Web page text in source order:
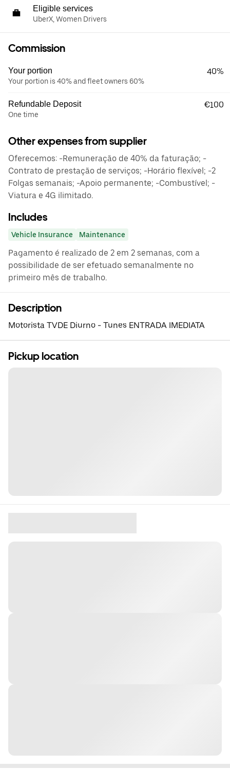
Eligible services
UberX, Women Drivers
Commission
Your portion
Your portion is 40% and fleet owners 60%
40%
Refundable Deposit
One time
€100
Other expenses from supplier
Oferecemos: -Remuneração de 40% da faturação; -
Contrato de prestação de serviços; -Horário flexível; -2
Folgas semanais; -Apoio permanente; -Combustível; -
Viatura e 4G ilimitado.
Includes
Vehicle Insurance Maintenance
Pagamento é realizado de 2 em 2 semanas, com a
possibilidade de ser efetuado semanalmente no
primeiro mês de trabalho.
Description
Motorista TVDE Diurno - Tunes ENTRADA IMEDIATA
Pickup location